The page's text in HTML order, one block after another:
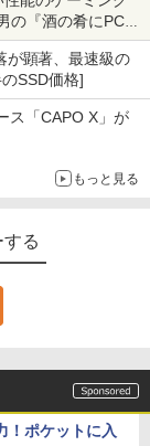
の『酒の肴にPCゲ
が顕著、最速級の
のSSD価格]
ス「CAPO X」が
もっと見る
る
！ポケットに入